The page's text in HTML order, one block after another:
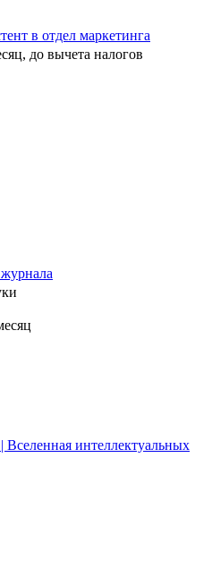
в отдел маркетинга
до вычета налогов
Вселенная интеллектуальных